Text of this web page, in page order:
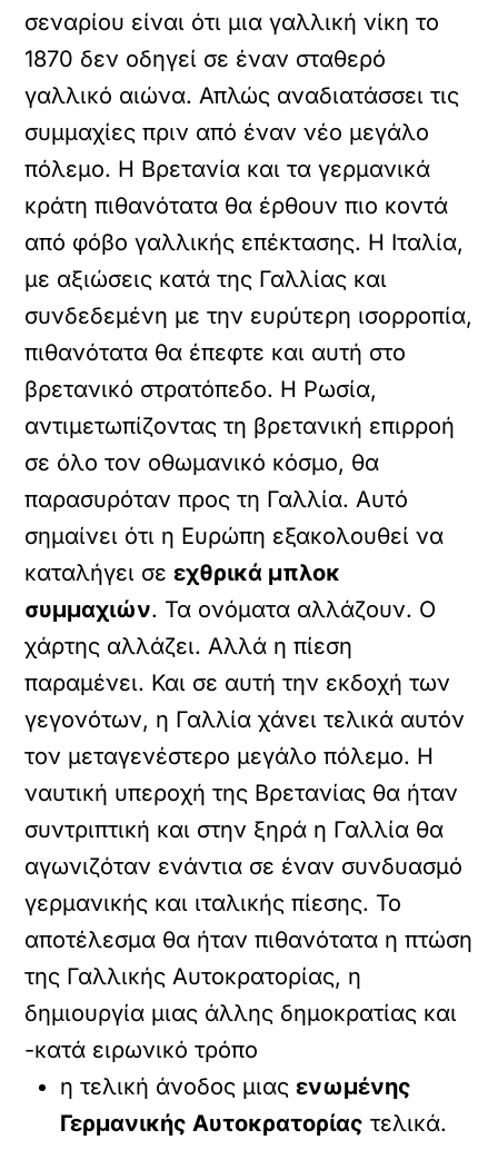
σεναρίου είναι ότι μια γαλλική νίκη το
1870 δεν οδηγεί σε έναν σταθερό
γαλλικό αιώνα. Απλώς αναδιατάσσει τις
συμμαχίες πριν από έναν νέο μεγάλο
πόλεμο. Η Βρετανία και τα γερμανικά
κράτη πιθανότατα θα έρθουν πιο κοντά
από φόβο γαλλικής επέκτασης. Η Ιταλία,
με αξιώσεις κατά της Γαλλίας και
συνδεδεμένη με την ευρύτερη ισορροπία,
πιθανότατα θα έπεφτε και αυτή στο
βρετανικό στρατόπεδο. Η Ρωσία,
αντιμετωπίζοντας τη βρετανική επιρροή
σε όλο τον οθωμανικό κόσμο, θα
παρασυρόταν προς τη Γαλλία. Αυτό
σημαίνει ότι η Ευρώπη εξακολουθεί να
καταλήγει σεεχθρικά μπλοκ
συμμαχιών. Τα ονόματα αλλάζουν. Ο
χάρτης αλλάζει. Αλλά η πίεση
παραμένει. Και σε αυτή την εκδοχή των
γεγονότων, η Γαλλία χάνει τελικά αυτόν
τον μεταγενέστερο μεγάλο πόλεμο. Η
ναυτική υπεροχή της Βρετανίας θα ήταν
συντριπτική και στην ξηρά η Γαλλία θα
αγωνιζόταν ενάντια σε έναν συνδυασμό
γερμανικής και ιταλικής πίεσης. Το
αποτέλεσμα θα ήταν πιθανότατα η πτώση
της Γαλλικής Αυτοκρατορίας, η
δημιουργία μιας άλλης δημοκρατίας και
-κατά ειρωνικό τρόπο
η τελική άνοδος μιαςενωμένης
Γερμανικής Αυτοκρατορίας τελικά.